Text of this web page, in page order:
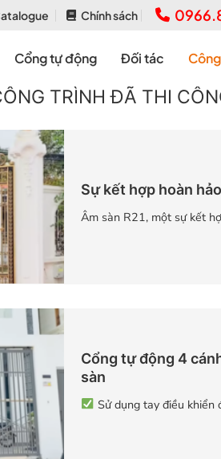
Chính sách
Cổng tự động Đối tác
TRÌNH ĐÃ THI
Sự kết hợp hoàn
Âm sàn R21, một sự kết
Cổng tự động 4
sàn
Sử dụng tay điều